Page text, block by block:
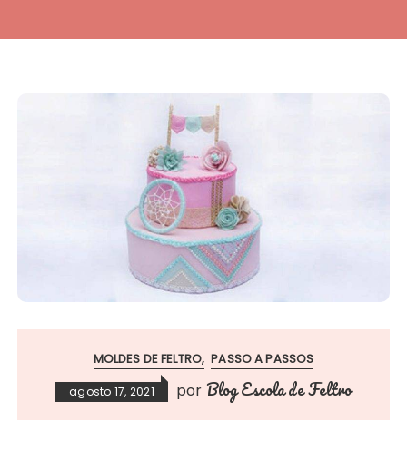
MOLDES DE FELTRO PASSO A PASSOS
agosto 17, 2021 por Blog Escola de Feltro